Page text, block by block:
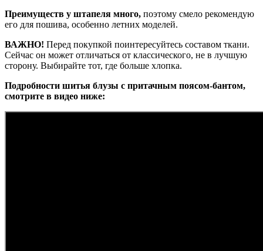
Преимуществ у штапеля много, поэтому смело рекомендую
его для пошива, особенно летних моделей.
ВАЖНО! Перед покупкой поинтересуйтесь составом ткани.
Сейчас он может отличаться от классического, не в лучшую
сторону. Выбирайте тот, где больше хлопка.
Подробности шитья блузы с притачным поясом-бантом,
смотрите в видео ниже: